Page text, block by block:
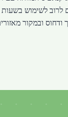
לרוב לשימוש
ודחוס ובמקור